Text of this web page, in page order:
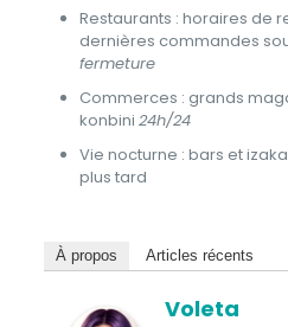
Restaurants : horaires de
dernières commandes
fermeture
Commerces : grands
konbini 24h/24
Vie nocturne : bars et
plus tard
À propos Articles récents
Voleta